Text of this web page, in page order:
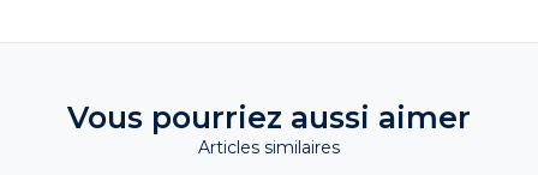
Vous pourriez aussi aimer
Articles similaires